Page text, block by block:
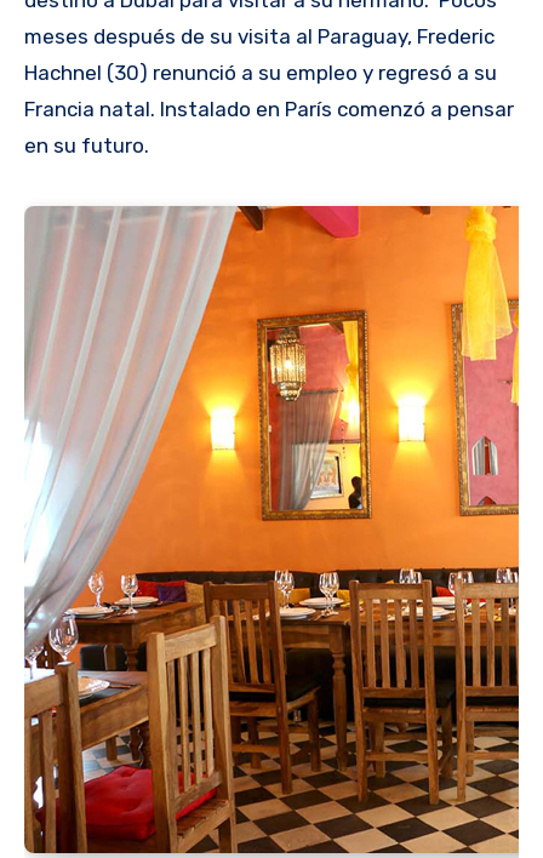
meses después de su visita al Paraguay, Frederic
Hachnel (30) renunció a su empleo y regresó a su
Francia natal. Instalado en París comenzó a pensar
en su futuro.